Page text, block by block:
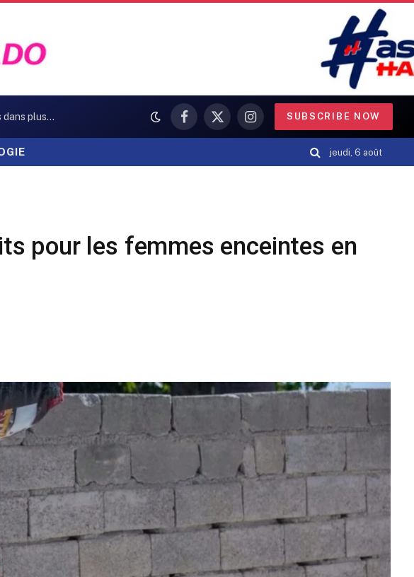
Kidnapping : Pierre Espérance met en cause des policiers dans plusieurs enlèvements
Facebook
X
(Twitter)
Instagram
SUBSCRIBE NOW
jeudi, 6 août
pour les femmes enceintes en